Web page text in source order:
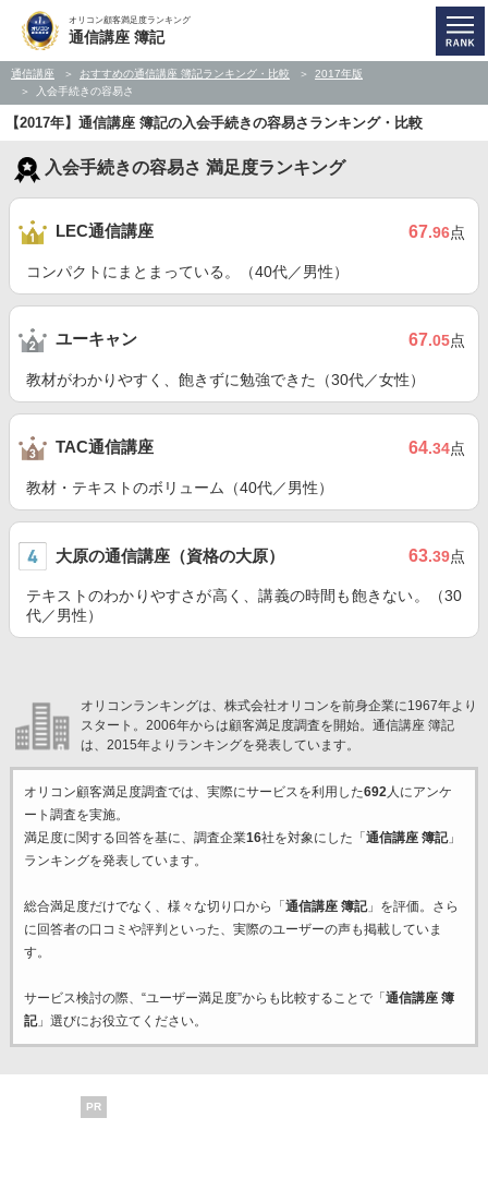
オリコン顧客満足度ランキング
通信講座 簿記
通信講座 おすすめの通信講座 簿記ランキング・比較
2017年版
入会手続きの容易さ
【2017年】通信講座 簿記の入会手続きの容易さランキング・比較
入会手続きの容易さ 満足度ランキング
LEC通信講座 67.96点
コンパクトにまとまっている。（40代／男性）
ユーキャン 67.05点
教材がわかりやすく、飽きずに勉強できた（30代／女性）
TAC通信講座 64.34点
教材・テキストのボリューム（40代／男性）
大原の通信講座（資格の大原） 63.39点
テキストのわかりやすさが高く、講義の時間も飽きない。（30
代／男性）
オリコンランキングは、株式会社オリコンを前身企業に1967年より
スタート。2006年からは顧客満足度調査を開始。通信講座 簿記
は、2015年よりランキングを発表しています。
オリコン顧客満足度調査では、実際にサービスを利用した692人にアンケ
ート調査を実施。
満足度に関する回答を基に、調査企業16社を対象にした「 通信講座 簿記」
ランキングを発表しています。
総合満足度だけでなく、様々な切り口から「 通信講座 簿記」を評価。さら
に回答者の口コミや評判といった、実際のユーザーの声も掲載していま
す。
サービス検討の際、“ユーザー満足度”からも比較することで「 通信講座 簿
記」選びにお役立てください。
PR